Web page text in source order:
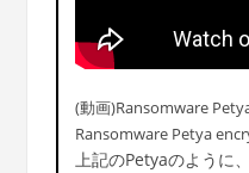
(動画)Ransomware
Ransomware Petya
上記のPetyaのように